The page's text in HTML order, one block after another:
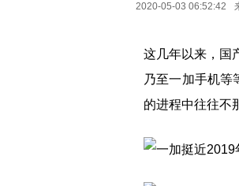
2020-05-03 06:52:42
这几年以来，国
乃至一加手机等
的进程中往往不